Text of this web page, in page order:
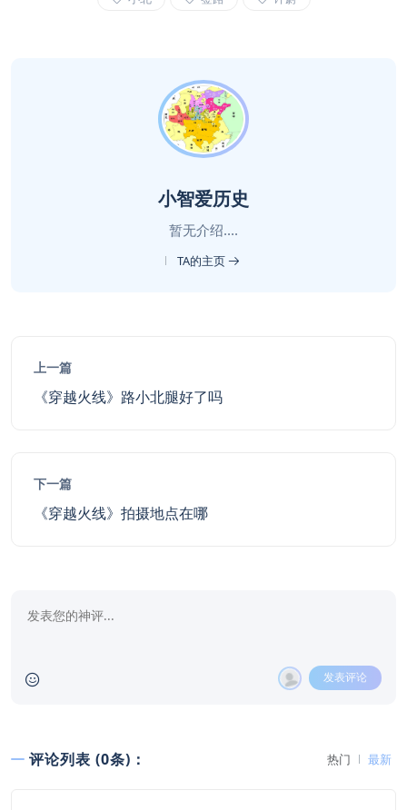
小智爱历史
暂无介绍....
TA的主页
上一篇
《穿越火线》路小北腿好了吗
下一篇
《穿越火线》拍摄地点在哪
发表评论
评论列表 (0条)： 热门 最新